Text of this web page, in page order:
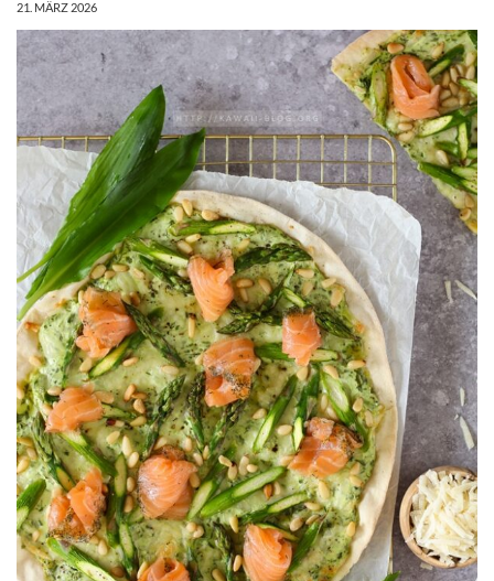
21. MÄRZ 2026